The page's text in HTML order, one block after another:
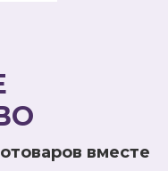
вместе